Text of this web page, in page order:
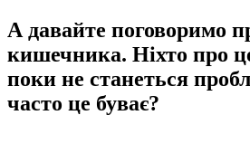
А давайте поговоримо
кишечника. Ніхто про
поки не станеться
часто це буває?